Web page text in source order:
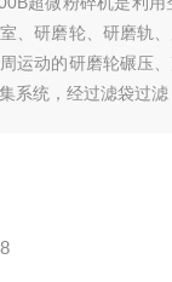
、研磨轮、研磨轨
运动的研磨轮碾压
系统，经过滤袋过